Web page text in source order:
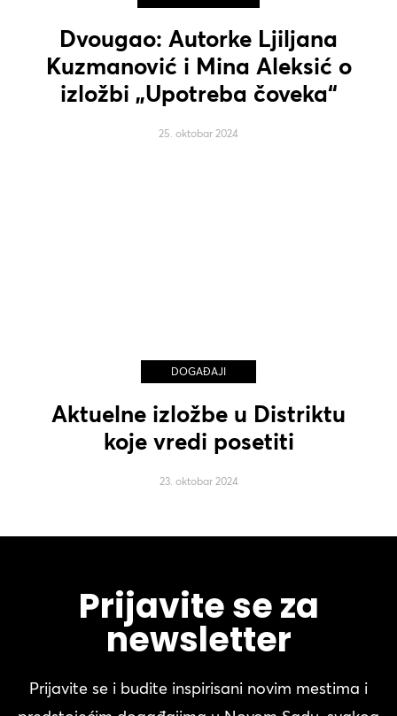
Dvougao: Autorke Ljiljana
Kuzmanović i Mina Aleksić o
izložbi „Upotreba čoveka“
25. oktobar 2024
DOGAĐAJI
Aktuelne izložbe u Distriktu
koje vredi posetiti
23. oktobar 2024
Prijavite se za
newsletter
Prijavite se i budite inspirisani novim mestima i